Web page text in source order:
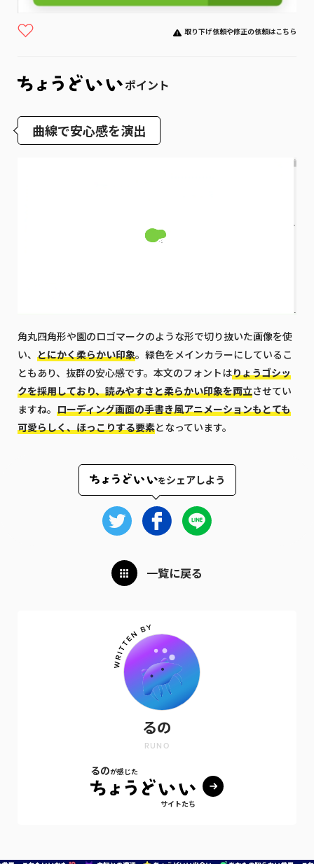
取り下げ依頼や修正の依頼はこちら
ポイント
曲線で安心感を演出
角丸四角形や園のロゴマークのような形で切り抜いた画像を使
い、 とにかく柔らかい印象。緑色をメインカラーにしているこ
ともあり、抜群の安心感です。本文のフォントはりょうゴシッ
クを採用しており、読みやすさと柔らかい印象を両立させてい
ますね。 ローディング画面の手書き風アニメーションもとても
可愛らしく、ほっこりする要素となっています。
をシェアしよう
一覧に戻る
るの
RUNO
るのが感じた
サイトたち